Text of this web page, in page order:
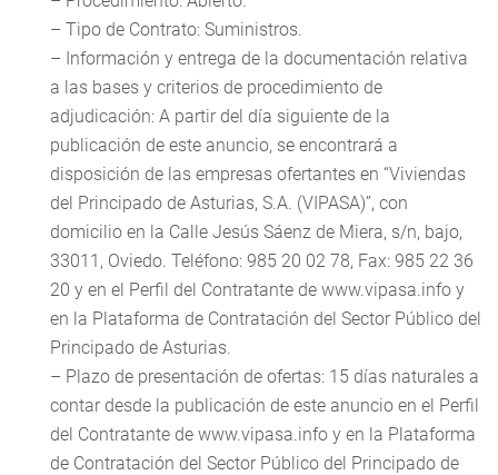
– Tipo de Contrato: Suministros.
– Información y entrega de la documentación relativa
a las bases y criterios de procedimiento de
adjudicación: A partir del día siguiente de la
publicación de este anuncio, se encontrará a
disposición de las empresas ofertantes en “Viviendas
del Principado de Asturias, S.A. (VIPASA)”, con
domicilio en la Calle Jesús Sáenz de Miera, s/n, bajo,
33011, Oviedo. Teléfono: 985 20 02 78, Fax: 985 22 36
20 y en el Perfil del Contratante de www.vipasa.info y
en la Plataforma de Contratación del Sector Público del
Principado de Asturias.
– Plazo de presentación de ofertas: 15 días naturales a
contar desde la publicación de este anuncio en el Perfil
del Contratante de www.vipasa.info y en la Plataforma
de Contratación del Sector Público del Principado de